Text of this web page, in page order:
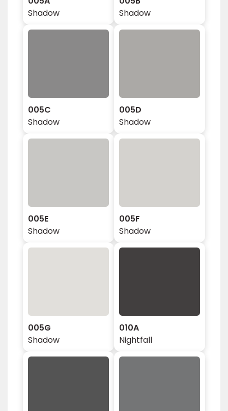
Shadow
Shadow
005C
Shadow
005D
Shadow
005E
Shadow
005F
Shadow
005G
Shadow
010A
Nightfall